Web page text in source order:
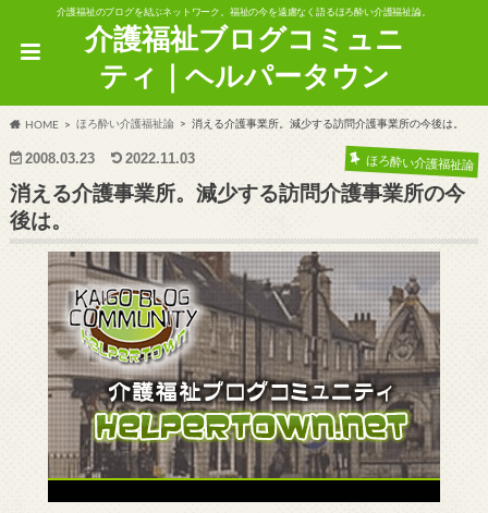
介護福祉のブログを結ぶネットワーク。福祉の今を遠慮なく語るほろ酔い介護福祉論。
介護福祉ブログコミュニ
ティ｜ヘルパータウン
HOME ほろ酔い介護福祉論 消える介護事業所。減少する訪問介護事業所の今後は。
2008.03.23 2022.11.03 ほろ酔い介護福祉論
消える介護事業所。減少する訪問介護事業所の今
後は。